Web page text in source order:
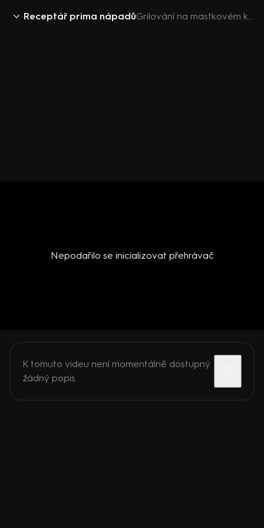
Receptář prima nápadů Grilování na mastkovém kameni
Nepodařilo se inicializovat přehrávač
K tomuto videu není momentálně dostupný
žádný popis.